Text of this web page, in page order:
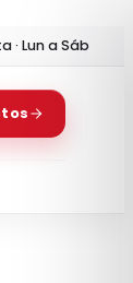
Horario
· Lun a Sáb